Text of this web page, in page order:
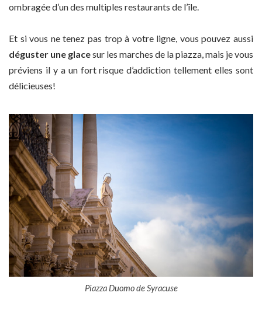
ombragée d’un des multiples restaurants de l’île.
Et si vous ne tenez pas trop à votre ligne, vous pouvez aussi
déguster une glacesur les marches de la piazza, mais je vous
préviens il y a un fort risque d’addiction tellement elles sont
délicieuses!
Piazza Duomo de Syracuse